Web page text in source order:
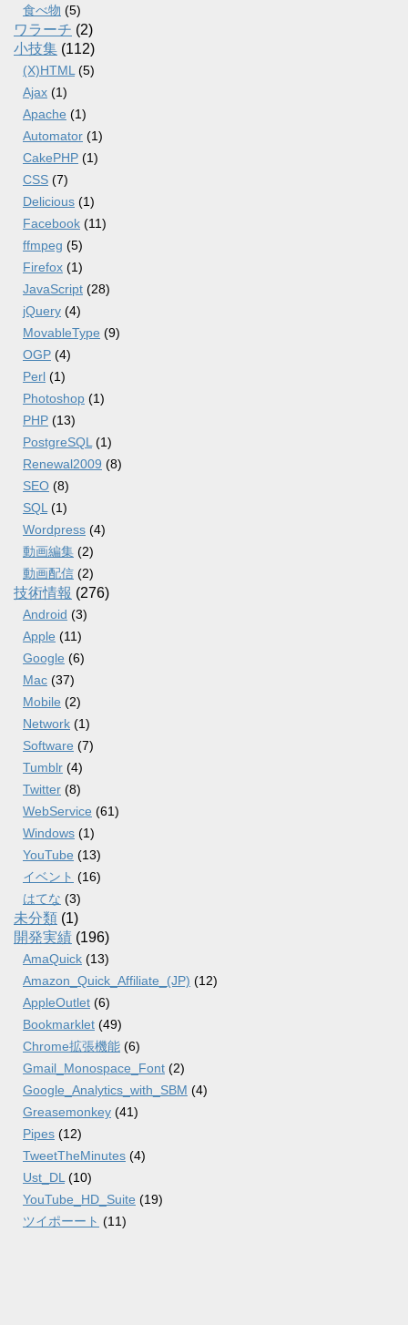
食べ物 (5)
ワラーチ (2)
小技集 (112)
(X)HTML (5)
Ajax (1)
Apache (1)
Automator (1)
CakePHP (1)
CSS (7)
Delicious (1)
Facebook (11)
ffmpeg (5)
Firefox (1)
JavaScript (28)
jQuery (4)
MovableType (9)
OGP (4)
Perl (1)
Photoshop (1)
PHP (13)
PostgreSQL (1)
Renewal2009 (8)
SEO (8)
SQL (1)
Wordpress (4)
動画編集 (2)
動画配信 (2)
技術情報 (276)
Android (3)
Apple (11)
Google (6)
Mac (37)
Mobile (2)
Network (1)
Software (7)
Tumblr (4)
Twitter (8)
WebService (61)
Windows (1)
YouTube (13)
イベント (16)
はてな (3)
未分類 (1)
開発実績 (196)
AmaQuick (13)
Amazon_Quick_Affiliate_(JP) (12)
AppleOutlet (6)
Bookmarklet (49)
Chrome拡張機能 (6)
Gmail_Monospace_Font (2)
Google_Analytics_with_SBM (4)
Greasemonkey (41)
Pipes (12)
TweetTheMinutes (4)
Ust_DL (10)
YouTube_HD_Suite (19)
ツイポーート (11)